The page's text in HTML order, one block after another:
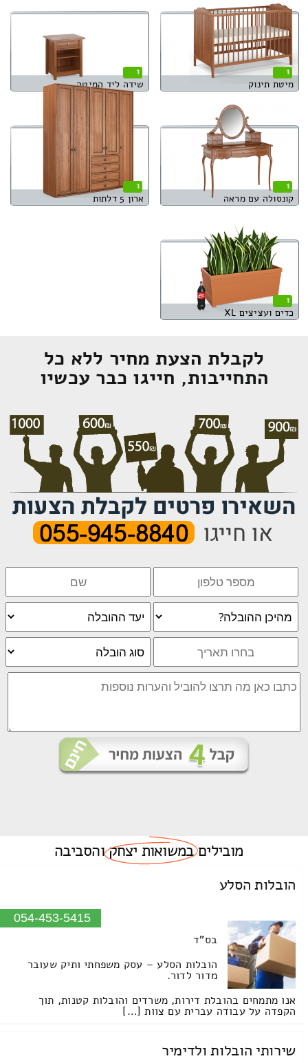
1
מיטת תינוק
1
שידה ליד המיטה
1
קונסולה עם מראה
1
ארון 5 דלתות
1
כדים ועציצים XL
לקבלת הצעת מחיר ללא כל
התחייבות, חייגו כבר עכשיו
מוביליםבמשואות יצחקוהסביבה
הובלות הסלע
054-453-5415
בס"ד
הובלות הסלע – עסק משפחתי ותיק שעובר
מדור לדור.
אנו מתמחים בהובלת דירות, משרדים והובלות קטנות, תוך
הקפדה על עבודה עברית עם צוות […]
שירותי הובלות ולדימיר